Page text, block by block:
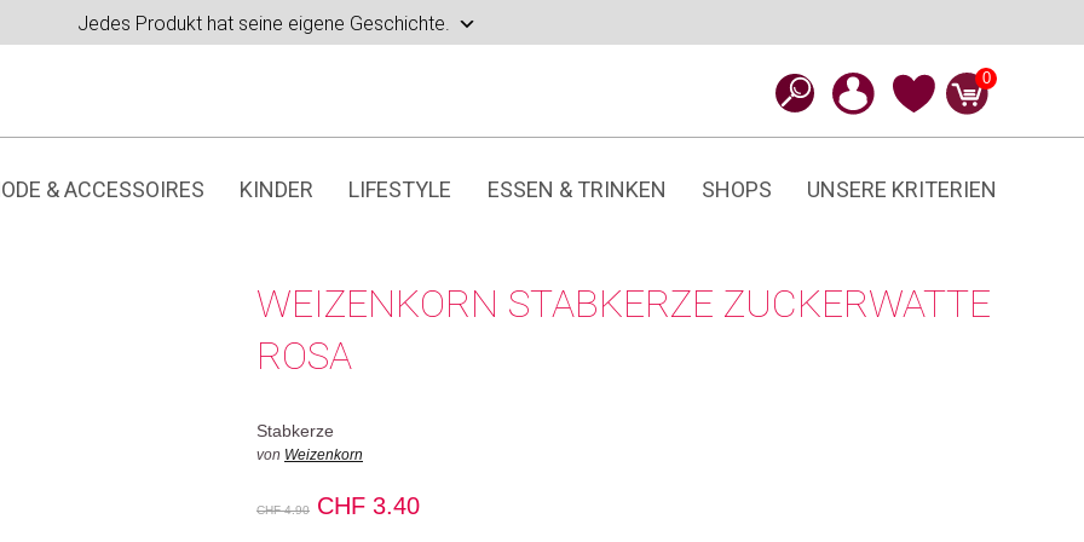
Jedes Produkt hat seine eigene Geschichte.
0
& ACCESSOIRES KINDER LIFESTYLE ESSEN & TRINKEN SHOPS UNSERE KRITERIEN
WEIZENKORN STABKERZE ZUCKERWATTE
ROSA
Stabkerze
von Weizenkorn
CHF4.90
Ursprünglicher
CHF 3.40Aktueller